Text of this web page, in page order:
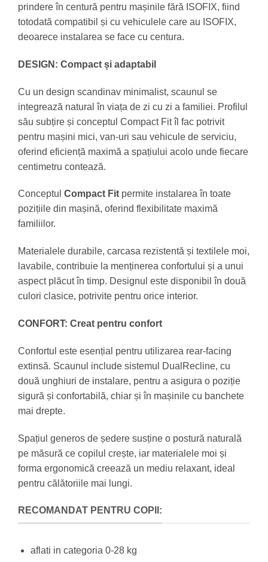
prindere în centură pentru mașinile fără ISOFIX, fiind
totodată compatibil și cu vehiculele care au ISOFIX,
deoarece instalarea se face cu centura.
DESIGN: Compact și adaptabil
Cu un design scandinav minimalist, scaunul se
integrează natural în viața de zi cu zi a familiei. Profilul
său subțire și conceptul Compact Fit îl fac potrivit
pentru mașini mici, van-uri sau vehicule de serviciu,
oferind eficiență maximă a spațiului acolo unde fiecare
centimetru contează.
Conceptul Compact Fit permite instalarea în toate
pozițiile din mașină, oferind flexibilitate maximă
familiilor.
Materialele durabile, carcasa rezistentă și textilele moi,
lavabile, contribuie la menținerea confortului și a unui
aspect plăcut în timp. Designul este disponibil în două
culori clasice, potrivite pentru orice interior.
CONFORT: Creat pentru confort
Confortul este esențial pentru utilizarea rear-facing
extinsă. Scaunul include sistemul DualRecline, cu
două unghiuri de instalare, pentru a asigura o poziție
sigură și confortabilă, chiar și în mașinile cu banchete
mai drepte.
Spațiul generos de ședere susține o postură naturală
pe măsură ce copilul crește, iar materialele moi și
forma ergonomică creează un mediu relaxant, ideal
pentru călătoriile mai lungi.
RECOMANDAT PENTRU COPII:
aflati in categoria 0-28 kg